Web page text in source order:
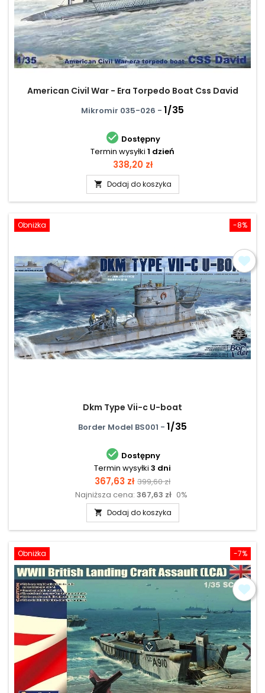
American Civil War - Era Torpedo Boat Css David
Mikromir 035-026 - 1/35
 Dostępny
Termin wysyłki 1 dzień
Cena
338,20 zł
 Dodaj do koszyka
-8%
Obniżka
Dkm Type Vii-c U-boat
Border Model BS001 - 1/35
 Dostępny
Termin wysyłki 3 dni
Cena
367,63 zł Cena
podstawowa
399,60 zł
Najniższa cena: 367,63 zł 0%
 Dodaj do koszyka
-7%
Obniżka